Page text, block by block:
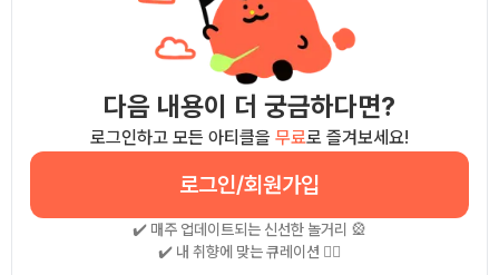
다음 내용이 더 궁금하다면?
로그인하고 모든 아티클을 무료로 즐겨보세요!
로그인/회원가입
✔️ 매주 업데이트되는 신선한 놀거리 🎡
✔️ 내 취향에 맞는 큐레이션 🧚‍♀